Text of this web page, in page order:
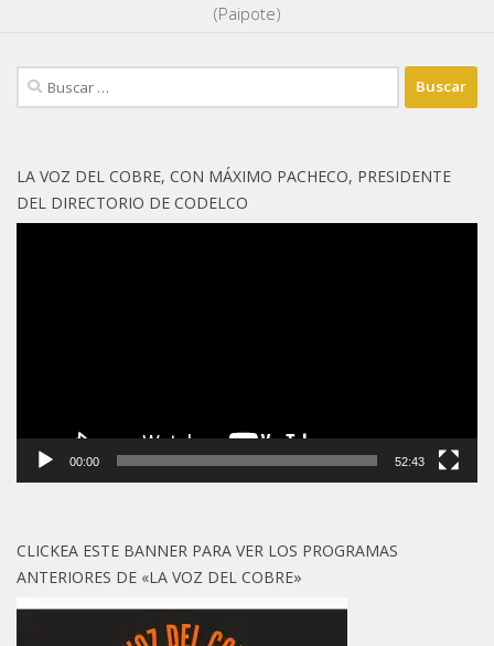
(Paipote)
Buscar:
LA VOZ DEL COBRE, CON MÁXIMO PACHECO, PRESIDENTE
DEL DIRECTORIO DE CODELCO
00:00 52:43
CLICKEA ESTE BANNER PARA VER LOS PROGRAMAS
ANTERIORES DE «LA VOZ DEL COBRE»